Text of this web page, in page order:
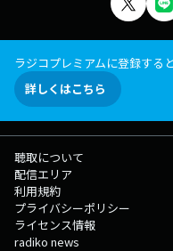
ラジコプレミアムに登録する
詳しくはこちら
聴取について
配信エリア
利用規約
プライバシーポリシー
ライセンス情報
radiko news